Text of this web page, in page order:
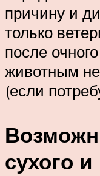
причину и
только
после
животным
(если
сухого